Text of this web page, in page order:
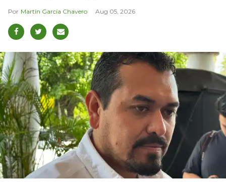
Martín García Chavero Aug 05, 2026